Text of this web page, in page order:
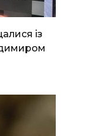
із